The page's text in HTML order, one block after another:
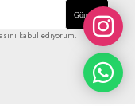
Gönder
kabul ediyorum.